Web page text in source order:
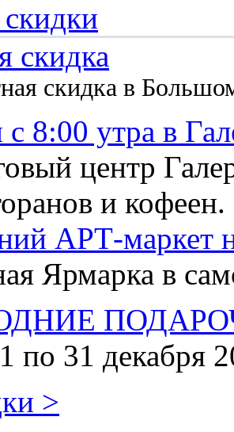
скидка
скидка в
с 8:00 утра в
центр
и кофеен.
АРТ-маркет
Ярмарка в
по 31 декабря
>